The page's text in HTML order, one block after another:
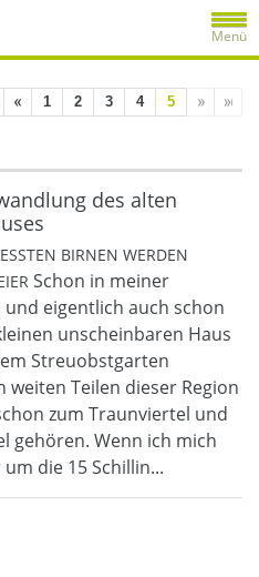
Menü
1 2 3 4 5
des alten
BIRNEN WERDEN
Schon in meiner
und eigentlich auch schon
unscheinbaren Haus
Streuobstgarten
Teilen dieser Region
zum Traunviertel und
gehören. Wenn ich mich
die 15 Schillin...